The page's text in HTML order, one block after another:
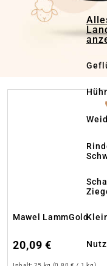
Produktgalerie
Mawel LammGold
20,09 €